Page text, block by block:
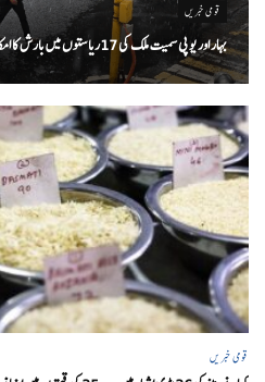
قومی خبریں
بہار اور یو پی سمیت ملک کی 17ریاستوں میں بارش کا امکان
قومی خبریں